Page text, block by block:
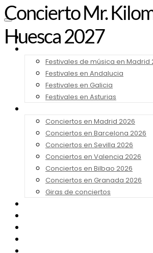
Noticias
Festivales de música en Madrid
Festivales en Andalucia
Festivales en Galicia
Festivales en Asturias
Conciertos en Madrid 2026
Conciertos en Barcelona 2026
Conciertos en Sevilla 2026
Conciertos en Valencia 2026
Conciertos en Bilbao 2026
Conciertos en Granada 2026
Giras de conciertos
Concierto Mr.
Huesca 2027